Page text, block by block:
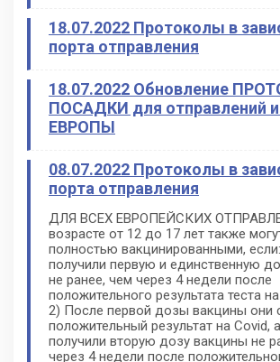
18.07.2022 Протоколы в
порта отправления
18.07.2022 Обновление
ПОСАДКИ для отправлений
ЕВРОПЫ
08.07.2022 Протоколы в
порта отправления
ДЛЯ ВСЕХ ЕВРОПЕЙСКИХ
возрасте от 12 до 17 лет также
полностью вакцинированными,
получили первую и единственную
не ранее, чем через 4 недели после
положительного результата теста
2) После первой дозы вакцины они
положительный результат на Covid,
получили вторую дозу вакцины не
через 4 недели после